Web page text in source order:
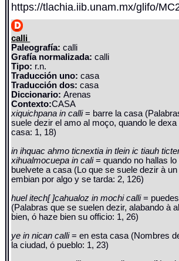
https://tlachia.iib.unam.mx/glifo/
calli
Paleografía: calli
Grafía normalizada: calli
Tipo: r.n.
Traducción uno: casa
Traducción dos: casa
Diccionario:Arenas
Contexto:CASA
xiquichpana in calli= barre la casa
suele dezir el amo al moço, quando le dexa
casa: 1, 18)
in ihquac ahmo ticnextia in tlein ic tiauh
xihualmocuepa in cali= quando no hallas
buelvete a casa (Lo que se suele dezir à
embian por algo y se tarda: 2, 126)
huel itech[ ]cahualoz in mochi calli=
(Palabras que se suelen dezir, alabando à
bien, ó haze bien su officio: 1, 26)
ye in nican calli= en esta casa (Nombres
la ciudad, ó pueblo: 1, 23)